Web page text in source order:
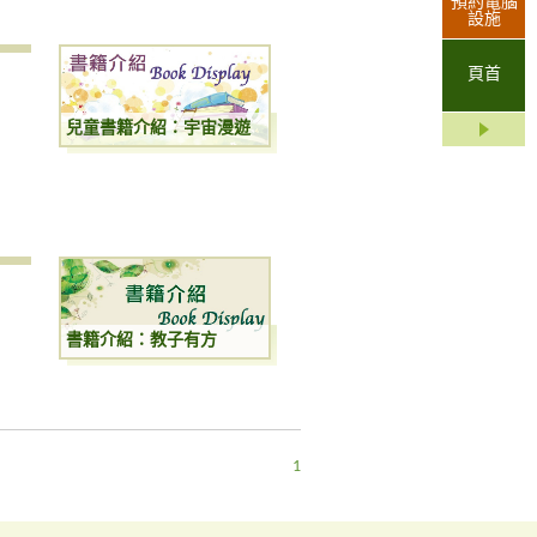
設施
頁首
兒童書籍介紹：宇宙漫遊
書籍介紹：教子有方
1